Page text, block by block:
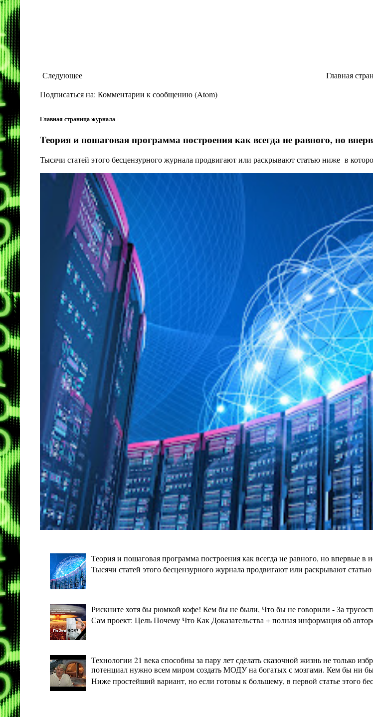
Следующее
Главная
Подписаться на: Комментарии к сообщению (Atom)
Главная страница журнала
Теория и пошаговая программа построения как всегда не равного, но
Тысячи статей этого бесцензурного журнала продвигают или раскрывают статью ниже в
Теория и пошаговая программа построения как всегда не равного, но впервые
Тысячи статей этого бесцензурного журнала продвигают или раскрывают
Рискните хотя бы рюмкой кофе! Кем бы не были, Что бы не говорили - За
Сам проект: Цель Почему Что Как Доказательства + полная информация об
Технологии 21 века способны за пару лет сделать сказочной жизнь не только
потенциал нужно всем миром создать МОДУ на богатых с мозгами. Кем бы ни
Ниже простейший вариант, но если готовы к большему, в первой статье этого